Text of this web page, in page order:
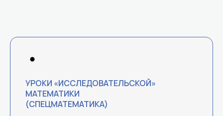
УРОКИ «ИССЛЕДОВАТЕЛЬСКОЙ»
МАТЕМАТИКИ
(СПЕЦМАТЕМАТИКА)